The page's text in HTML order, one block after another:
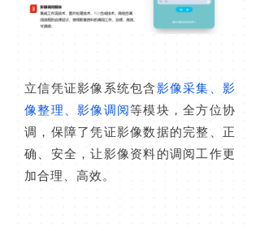
立信凭证影像系统包含影像采集、影
像整理、影像调阅等模块，全方位协
调，保障了凭证影像数据的完整、正
确、安全，让影像资料的调阅工作更
加合理、高效。